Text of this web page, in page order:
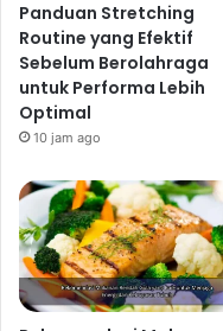
Panduan Stretching
Routine yang Efektif
Sebelum Berolahraga
untuk Performa Lebih
Optimal
10 jam ago